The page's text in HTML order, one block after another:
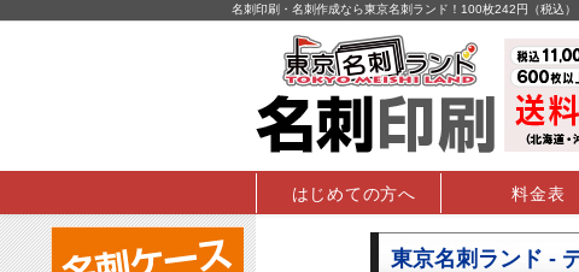
名刺印刷・名刺作成なら東京名刺ランド！100枚242円（税込
はじめての方へ 料金表
東京名刺ランド -